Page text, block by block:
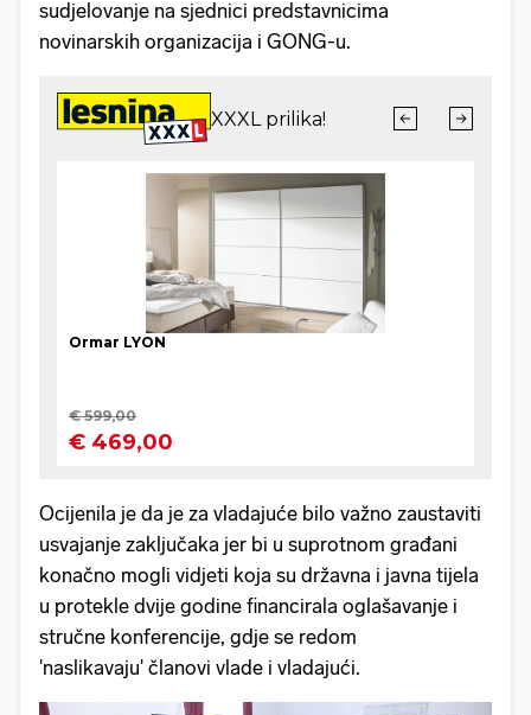
sudjelovanje na sjednici predstavnicima
novinarskih organizacija i GONG-u.
Ocijenila je da je za vladajuće bilo važno zaustaviti
usvajanje zaključaka jer bi u suprotnom građani
konačno mogli vidjeti koja su državna i javna tijela
u protekle dvije godine financirala oglašavanje i
stručne konferencije, gdje se redom
'naslikavaju' članovi vlade i vladajući.